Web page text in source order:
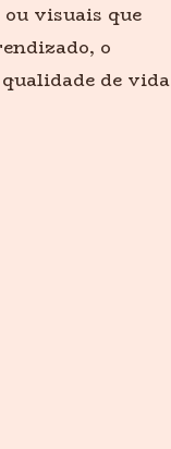
visuais que
o
de vida